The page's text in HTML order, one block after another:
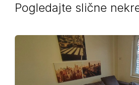
Pogledajte slične